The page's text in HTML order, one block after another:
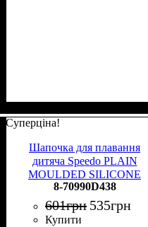
Суперціна!
Шапочка для плавання
дитяча Speedo PLAIN
MOULDED SILICONE
CAP JU фіолетово-червона
8-70990D438
8-70990D438
601грн 535грн
Купити